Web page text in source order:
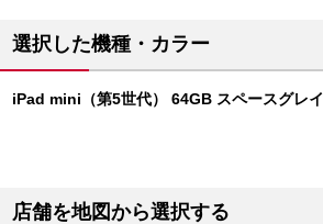
選択した機種・カラー
iPad mini（第5世代） 64GB スペースグレイ
店舗を地図から選択する